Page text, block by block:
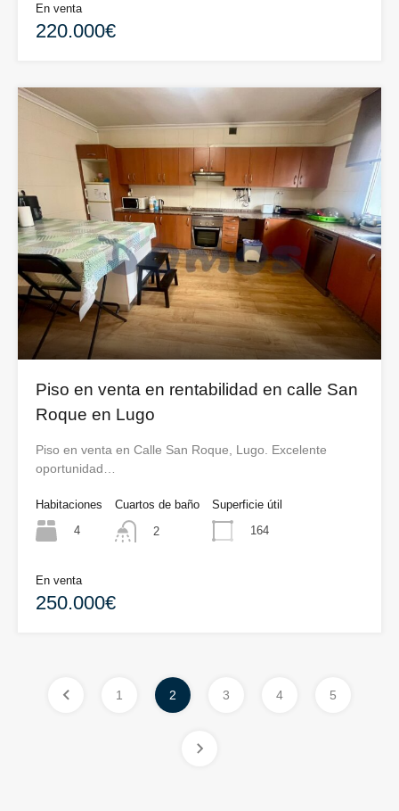
En venta
220.000€
Piso en venta en rentabilidad en calle San
Roque en Lugo
Piso en venta en Calle San Roque, Lugo. Excelente
oportunidad…
Habitaciones
4
Cuartos de baño
2
Superficie útil
164
En venta
250.000€
1 2 3 4 5